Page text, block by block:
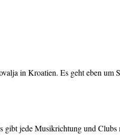
in Kroatien. Es geht eben um
gibt jede Musikrichtung und